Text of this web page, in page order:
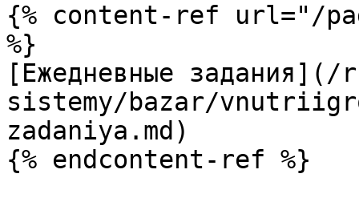
{% content-ref url="/
%}
[Ежедневные
sistemy/bazar/
zadaniya.md)
{% endcontent-ref %}